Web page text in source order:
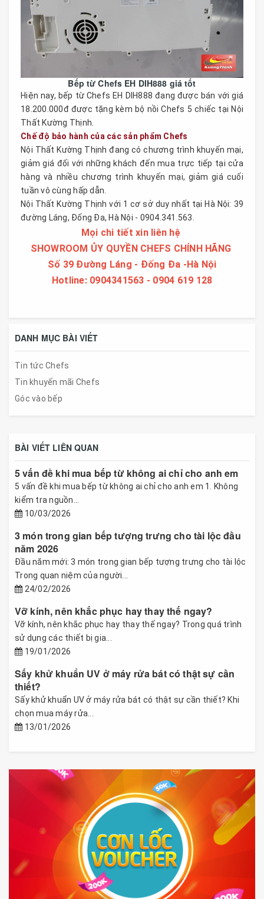
Bếp từ Chefs EH DIH888 giá tốt
Hiện nay, bếp từ Chefs EH DIH888 đang được bán với giá
18.200.000đ được tặng kèm bộ nồi Chefs 5 chiếc tại Nội
Thất Kường Thịnh.
Chế độ bảo hành của các sản phẩm Chefs
Nội Thất Kường Thịnh đang có chương trình khuyến mại,
giảm giá đối với những khách đến mua trực tiếp tại cửa
hàng và nhiều chương trình khuyến mại, giảm giá cuối
tuần vô cùng hấp dẫn.
Nội Thất Kường Thịnh với 1 cơ sở duy nhất tại Hà Nội: 39
đường Láng, Đống Đa, Hà Nội - 0904.341.563.
Mọi chi tiết xin liên hệ
SHOWROOM ỦY QUYỀN CHEFS CHÍNH HÃNG
Số 39 Đường Láng - Đống Đa -Hà Nội
Hotline: 0904341563 - 0904 619 128
DANH MỤC BÀI VIẾT
Tin tức Chefs
Tin khuyến mãi Chefs
Góc vào bếp
BÀI VIẾT LIÊN QUAN
5 vấn đề khi mua bếp từ không ai chỉ cho anh em
5 vấn đề khi mua bếp từ không ai chỉ cho anh em 1. Không
kiểm tra nguồn...
10/03/2026
3 món trong gian bếp tượng trưng cho tài lộc đầu
năm 2026
Đầu năm mới: 3 món trong gian bếp tượng trưng cho tài lộc
Trong quan niệm của người...
24/02/2026
Vỡ kính, nên khắc phục hay thay thế ngay?
Vỡ kính, nên khắc phục hay thay thế ngay? Trong quá trình
sử dụng các thiết bị gia...
19/01/2026
Sấy khử khuẩn UV ở máy rửa bát có thật sự cần
thiết?
Sấy khử khuẩn UV ở máy rửa bát có thật sự cần thiết? Khi
chọn mua máy rửa...
13/01/2026